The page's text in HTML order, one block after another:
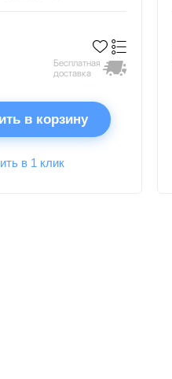
Бесплатная
доставка
в корзину
в 1 клик